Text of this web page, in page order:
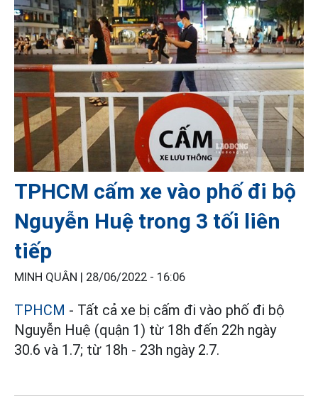
TPHCM cấm xe vào phố đi bộ
Nguyễn Huệ trong 3 tối liên
tiếp
MINH QUÂN | 28/06/2022 - 16:06
TPHCM - Tất cả xe bị cấm đi vào phố đi bộ
Nguyễn Huệ (quận 1) từ 18h đến 22h ngày
30.6 và 1.7; từ 18h - 23h ngày 2.7.